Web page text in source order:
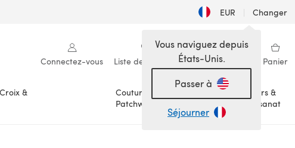
EUR | Changer
Connectez-vous Liste de souhaits Ma bibliothèque Panier
&
Couture &
Patchwork
Loisirs &
Artisanat
Vous naviguez depuis
États-Unis.
Passer à
Séjourner